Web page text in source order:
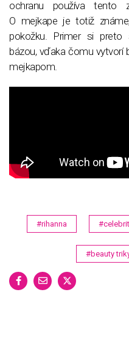
ochranu používa tento
O mejkape je totiž
pokožku. Primer si preto
bázou, vďaka čomu vytvorí
mejkapom.
#rihanna
#beauty